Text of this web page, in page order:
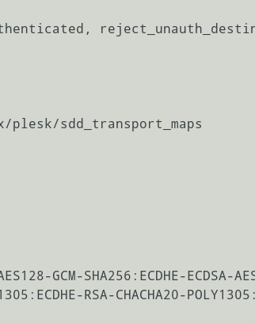
sdd_transport_maps
GCM-SHA256:ECDHE-ECDSA-
RSA-CHACHA20-